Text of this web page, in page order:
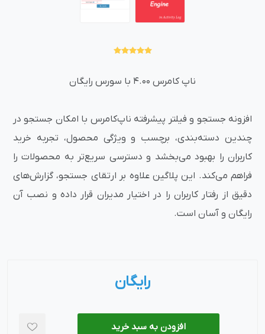
ناپ کامرس 4.00 با سورس رایگان
افزونه جستجو و فیلتر پیشرفته ناپ‌کامرس با امکان جستجو در
چندین دسته‌بندی، برچسب و ویژگی محصول، تجربه خرید
کاربران را بهبود می‌بخشد و دسترسی سریع‌تر به محصولات را
فراهم می‌کند. این پلاگین علاوه بر ارتقای جستجو، گزارش‌های
دقیق از رفتار کاربران را در اختیار مدیران قرار داده و نصب آن
رایگان و آسان است.
رایگان
افزودن به سبد خرید